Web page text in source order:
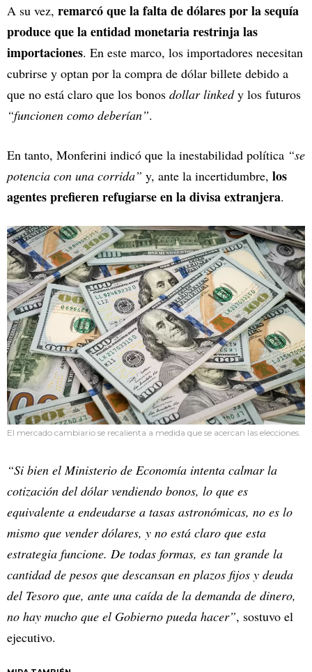
A su vez, remarcó que la falta de dólares por la sequía
produce que la entidad monetaria restrinja las
importaciones. En este marco, los importadores necesitan
cubrirse y optan por la compra de dólar billete debido a
que no está claro que los bonos dollar linkedy los futuros
“funcionen como deberían”.
En tanto, Monferini indicó que la inestabilidad política “se
potencia con una corrida” y, ante la incertidumbre, los
agentes prefieren refugiarse en la divisa extranjera.
El mercado cambiario se recalienta a medida que se acercan las elecciones.
“Si bien el Ministerio de Economía intenta calmar la
cotización del dólar vendiendo bonos, lo que es
equivalente a endeudarse a tasas astronómicas, no es lo
mismo que vender dólares, y no está claro que esta
estrategia funcione. De todas formas, es tan grande la
cantidad de pesos que descansan en plazos fijos y deuda
del Tesoro que, ante una caída de la demanda de dinero,
no hay mucho que el Gobierno pueda hacer”, sostuvo el
ejecutivo.